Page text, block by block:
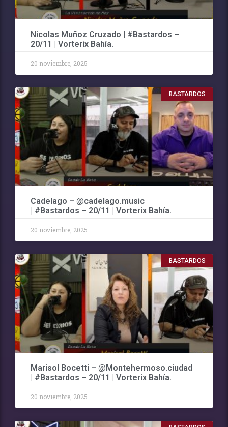
Nicolas Muñoz Cruzado | #Bastardos –
20/11 | Vorterix Bahía.
20 noviembre, 2025
BASTARDOS
Cadelago – @cadelago.music
| #Bastardos – 20/11 | Vorterix Bahía.
20 noviembre, 2025
BASTARDOS
Marisol Bocetti – @Montehermoso.ciudad
| #Bastardos – 20/11 | Vorterix Bahía.
20 noviembre, 2025